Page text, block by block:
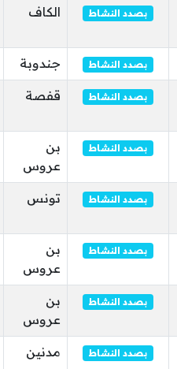
بصدد النشاط الكاف
بصدد النشاط جندوبة
بصدد النشاط قفصة
بصدد النشاط
بن
عروس
بصدد النشاط تونس
بصدد النشاط
بن
عروس
بصدد النشاط
بن
عروس
بصدد النشاط مدنين